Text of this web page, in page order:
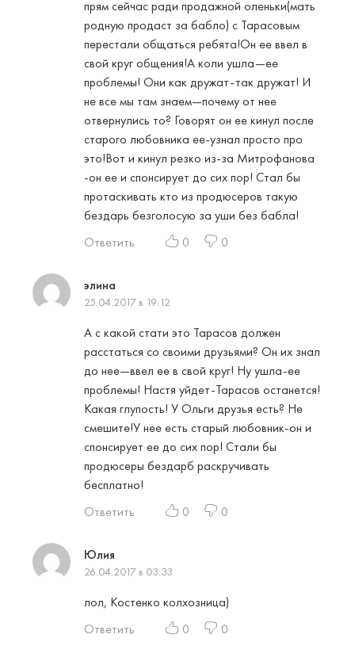
прям сейчас ради продажной оленьки(мать
родную продаст за бабло) с Тарасовым
перестали общаться ребята!Он ее ввел в
свой круг общения!А коли ушла—ее
проблемы! Они как дружат-так дружат! И
не все мы там знаем—почему от нее
отвернулись то? Говорят он ее кинул после
старого любовника ее-узнал просто про
это!Вот и кинул резко из-за Митрофанова
-он ее и спонсирует до сих пор! Стал бы
протаскивать кто из продюсеров такую
бездарь безголосую за уши без бабла!
Ответить
0 0
элина
25.04.2017 в 19:12
А с какой стати это Тарасов должен
расстаться со своими друзьями? Он их знал
до нее—ввел ее в свой круг! Ну ушла-ее
проблемы! Настя уйдет-Тарасов останется!
Какая глупость! У Ольги друзья есть? Не
смешите!У нее есть старый любовник-он и
спонсирует ее до сих пор! Стали бы
продюсеры бездарб раскручивать
бесплатно!
Ответить
0 0
Юлия
26.04.2017 в 03:33
лол, Костенко колхозница)
Ответить
0 0